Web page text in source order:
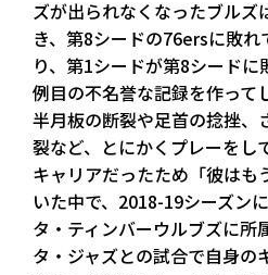
ズが出られなくなったブルズ
き、第8シードの76ersに敗れ
り、第1シードが第8シード
例目の不名誉な記録を作って
半月板の断裂や足首の捻挫、
裂など、とにかくプレーをし
キャリアだったため「彼はも
いた中で、2018-19シーズン
タ・ティンバーウルブズに所
タ・ジャズとの試合で自身の